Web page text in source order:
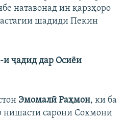
натавонад ин қарзҳоро
шадиди Пекин
и ҷадид дар Осиёи
Эмомалӣ Раҳмон, ки ба
нишасти сарони Сохмони